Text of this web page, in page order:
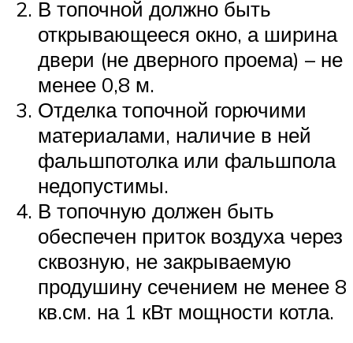
В топочной должно быть
открывающееся окно, а ширина
двери (не дверного проема) – не
менее 0,8 м.
Отделка топочной горючими
материалами, наличие в ней
фальшпотолка или фальшпола
недопустимы.
В топочную должен быть
обеспечен приток воздуха через
сквозную, не закрываемую
продушину сечением не менее 8
кв.см. на 1 кВт мощности котла.